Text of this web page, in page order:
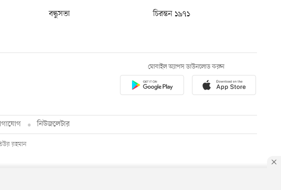
বন্ধুসভা
চিরন্তন ১৯৭১
মোবাইল অ্যাপস ডাউনলোড করুন
নিউজলেটার
রহমান